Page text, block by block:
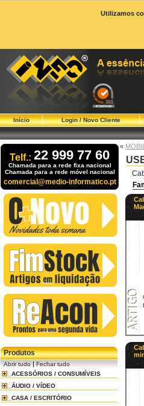
Utilizamos
Início Login / Novo Cliente
Telf.: 22 999 77 60
Chamada para a rede fixa nacional
Chamada para a rede móvel nacional
comercial@medio-informatico.pt
Produtos
Abrir tudo|Fechar tudo
ACESSÓRIOS / CONSUMÍVEIS
ÁUDIO / VÍDEO
CASA / ESCRITÓRIO
«